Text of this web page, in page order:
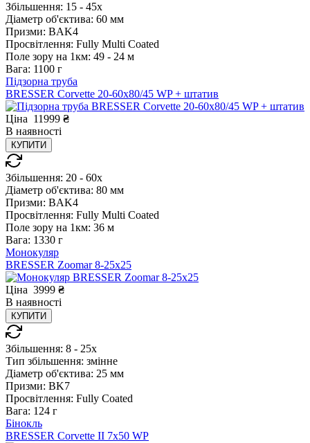
Збільшення: 15 - 45x
Діаметр об'єктива: 60 мм
Призми: BAK4
Просвітлення: Fully Multi Coated
Поле зору на 1км: 49 - 24 м
Вага: 1100 г
Підзорна труба
BRESSER Corvette 20-60x80/45 WP + штатив
Ціна 11999 ₴
В наявності
КУПИТИ
Збільшення: 20 - 60x
Діаметр об'єктива: 80 мм
Призми: BAK4
Просвітлення: Fully Multi Coated
Поле зору на 1км: 36 м
Вага: 1330 г
Монокуляр
BRESSER Zoomar 8-25x25
Ціна 3999 ₴
В наявності
КУПИТИ
Збільшення: 8 - 25x
Тип збільшення: змінне
Діаметр об'єктива: 25 мм
Призми: BK7
Просвітлення: Fully Coated
Вага: 124 г
Бінокль
BRESSER Corvette II 7x50 WP